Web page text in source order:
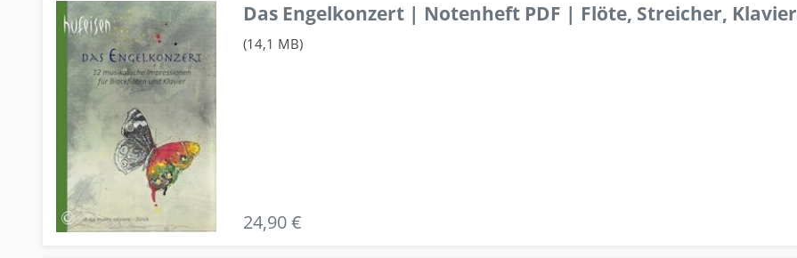
Das Engelkonzert | Notenheft PDF | Flöte, Streicher, Klavier
(14,1 MB)
24,90 €